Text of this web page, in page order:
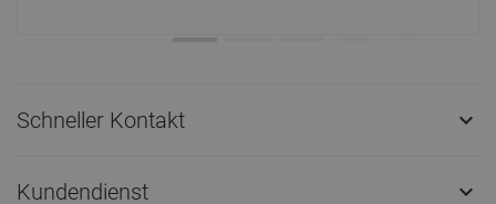
Schneller Kontakt 
Kundendienst 